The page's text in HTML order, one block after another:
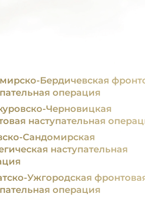
Бердичевская
операция
Черновицкая
наступательная
Сандомирская
наступательная
Ужгородская
операция